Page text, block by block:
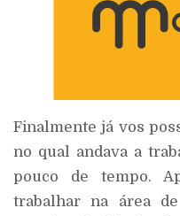
Finalmente já vos
no qual andava a
pouco de tempo.
trabalhar na área